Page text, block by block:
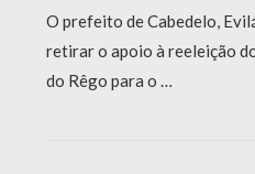
O prefeito de Cabedelo,
retirar o apoio à reeleição
do Rêgo para o …